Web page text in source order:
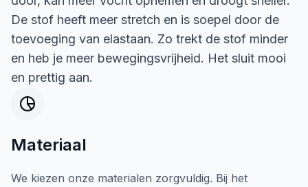
De stof heeft meer stretch en is soepel door de
toevoeging van elastaan. Zo trekt de stof minder
en heb je meer bewegingsvrijheid. Het sluit mooi
en prettig aan.
Materiaal
We kiezen onze materialen zorgvuldig. Bij het